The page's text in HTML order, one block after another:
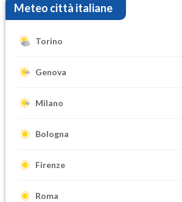
Meteo città italiane
Torino
Genova
Milano
Bologna
Firenze
Roma